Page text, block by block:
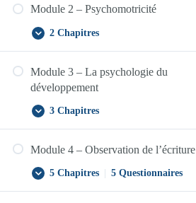
Les
de
l’écriture
manuscrite
Module 2 – Psychomotricité
Afficher
Module
2
Psychomotricité
2 Chapitres
Module 3 – La psychologie du
développement
Afficher
Module
3
La
du
développement
3 Chapitres
Module 4 – Observation de l’écriture
Afficher
Module
4
5 Chapitres 5 Questionnaires